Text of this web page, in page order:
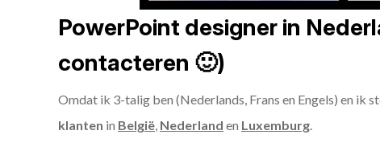
PowerPoint designer in
contacteren 🙂)
Omdat ik 3-talig ben (Nederlands, Frans en Engels) en ik
klanten in België, Nederland en Luxemburg.